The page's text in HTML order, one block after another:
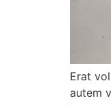
Erat
autem